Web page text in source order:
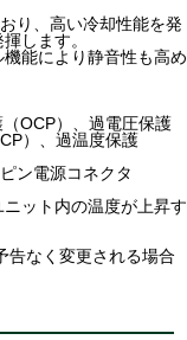
り、高い冷却性能を発
します。
能により静音性も高め
OCP）、過電圧保護
）、過温度保護
ン電源コネクタ
ット内の温度が上昇す
告なく変更される場合